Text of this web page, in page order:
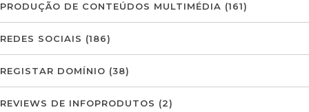
PRODUÇÃO DE CONTEÚDOS MULTIMÉDIA (161)
REDES SOCIAIS (186)
REGISTAR DOMÍNIO (38)
REVIEWS DE INFOPRODUTOS (2)